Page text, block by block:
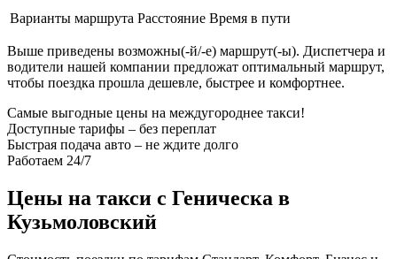
Варианты маршрута Расстояние Время в пути
Выше приведены возможны(-й/-е) маршрут(-ы). Диспетчера и
водители нашей компании предложат оптимальный маршрут,
чтобы поездка прошла дешевле, быстрее и комфортнее.
Самые выгодные цены на междугороднее такси!
Доступные тарифы – без переплат
Быстрая подача авто – не ждите долго
Работаем 24/7
Цены на такси с Геническа в
Кузьмоловский